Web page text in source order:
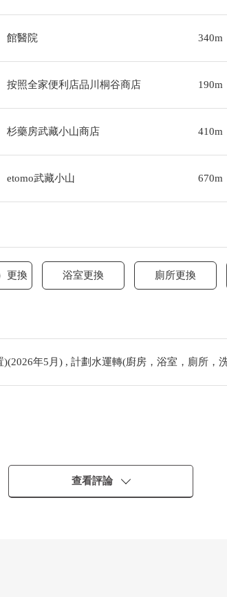
館醫院 340m
按照全家便利店品川桐谷商店 190m
杉藥房武藏小山商店 410m
etomo武藏小山 670m
更換 浴室更換 廁所更換
年5月) , 計劃水運轉(廚房，浴室，廁所，
查看評論